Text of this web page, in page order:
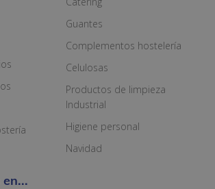
Guantes
Complementos hostelería
Celulosas
Productos de limpieza
Industrial
Higiene personal
Navidad